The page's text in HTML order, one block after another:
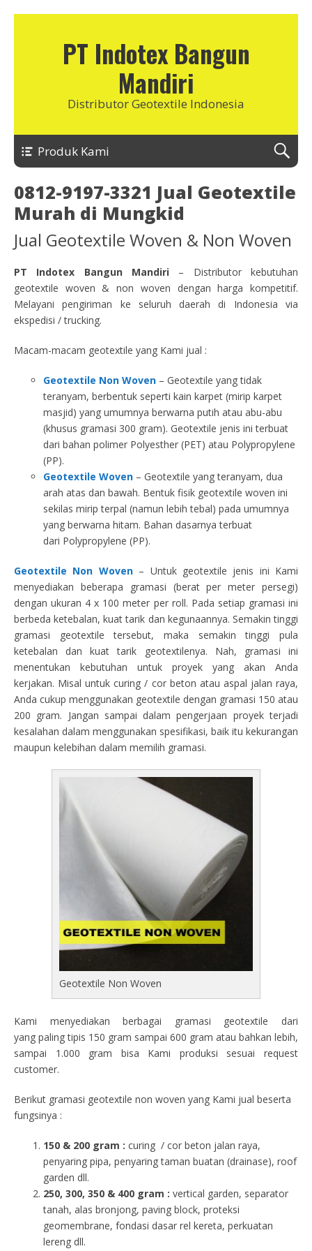
PT Indotex Bangun
Mandiri
Distributor Geotextile Indonesia
Produk Kami
0812-9197-3321 Jual Geotextile
Murah di Mungkid
Jual Geotextile Woven & Non Woven
PT Indotex Bangun Mandiri – Distributor kebutuhan
geotextile woven & non woven dengan harga kompetitif.
Melayani pengiriman ke seluruh daerah di Indonesia via
ekspedisi / trucking.
Macam-macam geotextile yang Kami jual :
Geotextile Non Woven – Geotextile yang tidak
teranyam, berbentuk seperti kain karpet (mirip karpet
masjid) yang umumnya berwarna putih atau abu-abu
(khusus gramasi 300 gram). Geotextile jenis ini terbuat
dari bahan polimer Polyesther (PET) atau Polypropylene
(PP).
Geotextile Woven – Geotextile yang teranyam, dua
arah atas dan bawah. Bentuk fisik geotextile woven ini
sekilas mirip terpal (namun lebih tebal) pada umumnya
yang berwarna hitam. Bahan dasarnya terbuat
dari Polypropylene (PP).
Geotextile Non Woven– Untuk geotextile jenis ini Kami
menyediakan beberapa gramasi (berat per meter persegi)
dengan ukuran 4 x 100 meter per roll. Pada setiap gramasi ini
berbeda ketebalan, kuat tarik dan kegunaannya. Semakin tinggi
gramasi geotextile tersebut, maka semakin tinggi pula
ketebalan dan kuat tarik geotextilenya. Nah, gramasi ini
menentukan kebutuhan untuk proyek yang akan Anda
kerjakan. Misal untuk curing / cor beton atau aspal jalan raya,
Anda cukup menggunakan geotextile dengan gramasi 150 atau
200 gram. Jangan sampai dalam pengerjaan proyek terjadi
kesalahan dalam menggunakan spesifikasi, baik itu kekurangan
maupun kelebihan dalam memilih gramasi.
Geotextile Non Woven
Kami menyediakan berbagai gramasi geotextile dari
yang paling tipis 150 gram sampai 600 gram atau bahkan lebih,
sampai 1.000 gram bisa Kami produksi sesuai request
customer.
Berikut gramasi geotextile non woven yang Kami jual beserta
fungsinya :
150 & 200 gram : curing / cor beton jalan raya,
penyaring pipa, penyaring taman buatan (drainase), roof
garden dll.
250, 300, 350 & 400 gram : vertical garden, separator
tanah, alas bronjong, paving block, proteksi
geomembrane, fondasi dasar rel kereta, perkuatan
lereng dll.